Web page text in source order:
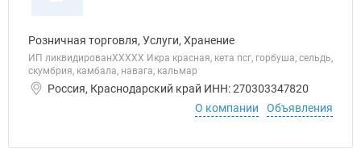
Розничная торговля, Услуги, Хранение
ИП ликвидированХХХХХ Икра красная, кета псг, горбуша, сельдь,
скумбрия, камбала, навага, кальмар
Россия, Краснодарский край ИНН: 270303347820
О компании
Объявления